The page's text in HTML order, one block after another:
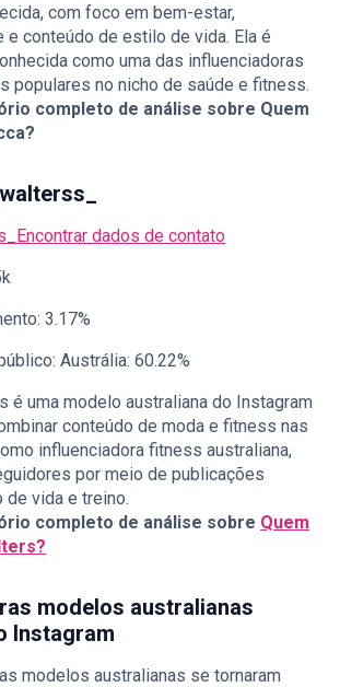
com foco em bem-estar,
e conteúdo de estilo de vida. Ela é
como uma das influenciadoras
populares no nicho de saúde e fitness.
completo de análise sobre Quem
Encontrar dados de contato
3.17%
Austrália: 60.22%
é uma modelo australiana do Instagram
conteúdo de moda e fitness nas
influenciadora fitness australiana,
por meio de publicações
vida e treino.
completo de análise sobre Quem
modelos australianas
Instagram
modelos australianas se tornaram